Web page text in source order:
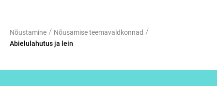
Nõustamine / Nõusamise teemavaldkonnad /
Abielulahutus ja lein